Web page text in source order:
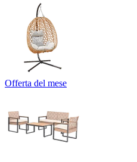
Offerta del mese